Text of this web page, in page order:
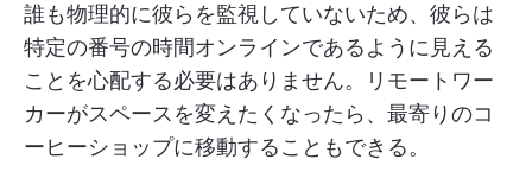
誰も物理的に彼らを監視していないため、彼らは
特定の番号の時間オンラインであるように見える
ことを心配する必要はありません。リモートワー
カーがスペースを変えたくなったら、最寄りのコ
ーヒーショップに移動することもできる。